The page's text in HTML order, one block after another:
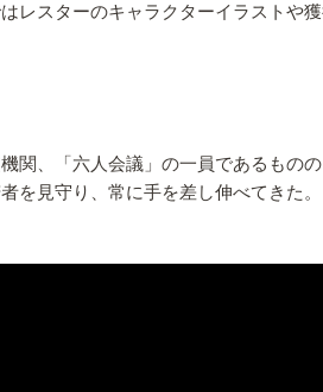
スターのキャラクターイラストや
関、「六人会議」の一員であるもの
を見守り、常に手を差し伸べてきた。